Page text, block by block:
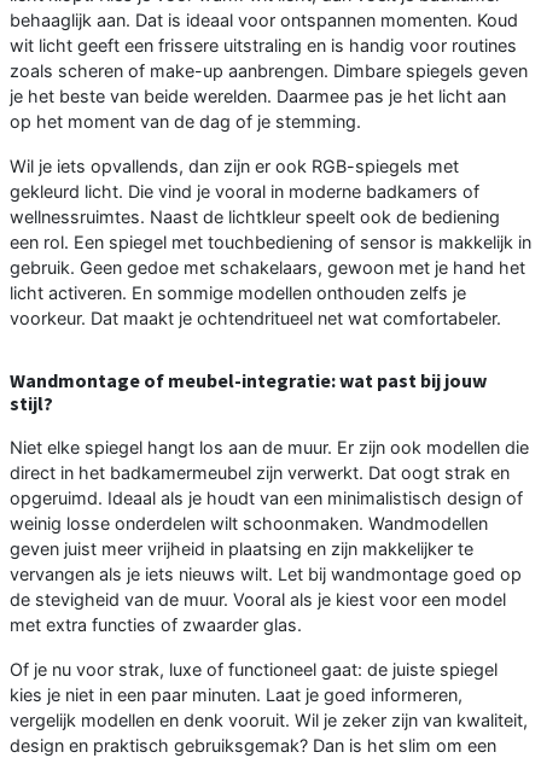
behaaglijk aan. Dat is ideaal voor ontspannen momenten. Koud
wit licht geeft een frissere uitstraling en is handig voor routines
zoals scheren of make-up aanbrengen. Dimbare spiegels geven
je het beste van beide werelden. Daarmee pas je het licht aan
op het moment van de dag of je stemming.
Wil je iets opvallends, dan zijn er ook RGB-spiegels met
gekleurd licht. Die vind je vooral in moderne badkamers of
wellnessruimtes. Naast de lichtkleur speelt ook de bediening
een rol. Een spiegel met touchbediening of sensor is makkelijk in
gebruik. Geen gedoe met schakelaars, gewoon met je hand het
licht activeren. En sommige modellen onthouden zelfs je
voorkeur. Dat maakt je ochtendritueel net wat comfortabeler.
Wandmontage of meubel-integratie: wat past bij jouw
stijl?
Niet elke spiegel hangt los aan de muur. Er zijn ook modellen die
direct in het badkamermeubel zijn verwerkt. Dat oogt strak en
opgeruimd. Ideaal als je houdt van een minimalistisch design of
weinig losse onderdelen wilt schoonmaken. Wandmodellen
geven juist meer vrijheid in plaatsing en zijn makkelijker te
vervangen als je iets nieuws wilt. Let bij wandmontage goed op
de stevigheid van de muur. Vooral als je kiest voor een model
met extra functies of zwaarder glas.
Of je nu voor strak, luxe of functioneel gaat: de juiste spiegel
kies je niet in een paar minuten. Laat je goed informeren,
vergelijk modellen en denk vooruit. Wil je zeker zijn van kwaliteit,
design en praktisch gebruiksgemak? Dan is het slim om een